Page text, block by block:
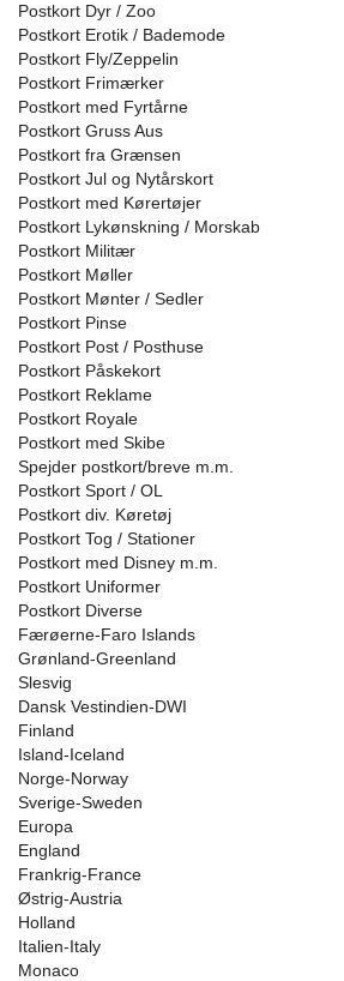
Postkort Dyr / Zoo
Postkort Erotik / Bademode
Postkort Fly/Zeppelin
Postkort Frimærker
Postkort med Fyrtårne
Postkort Gruss Aus
Postkort fra Grænsen
Postkort Jul og Nytårskort
Postkort med Kørertøjer
Postkort Lykønskning / Morskab
Postkort Militær
Postkort Møller
Postkort Mønter / Sedler
Postkort Pinse
Postkort Post / Posthuse
Postkort Påskekort
Postkort Reklame
Postkort Royale
Postkort med Skibe
Spejder postkort/breve m.m.
Postkort Sport / OL
Postkort div. Køretøj
Postkort Tog / Stationer
Postkort med Disney m.m.
Postkort Uniformer
Postkort Diverse
Færøerne-Faro Islands
Grønland-Greenland
Slesvig
Dansk Vestindien-DWI
Finland
Island-Iceland
Norge-Norway
Sverige-Sweden
Europa
England
Frankrig-France
Østrig-Austria
Holland
Italien-Italy
Monaco